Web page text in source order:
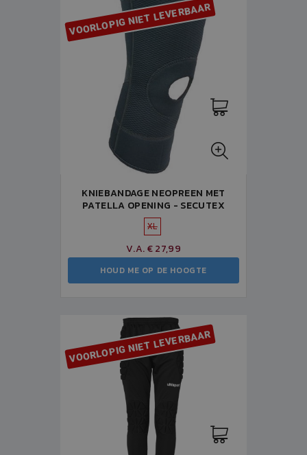
VOORLOPIG NIET LEVERBAAR
KNIEBANDAGE NEOPREEN MET
PATELLA OPENING - SECUTEX
XL
V.A. € 27,99
HOUD ME OP DE HOOGTE
VOORLOPIG NIET LEVERBAAR